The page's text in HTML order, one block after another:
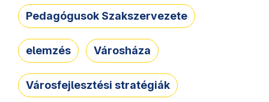
Pedagógusok Szakszervezete
elemzés Városháza
Városfejlesztési stratégiák